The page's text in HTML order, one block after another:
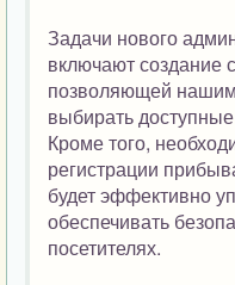
Задачи нового
включают создание
позволяющей нашим
выбирать
Кроме того,
регистрации
будет эффективно
обеспечивать
посетителях.